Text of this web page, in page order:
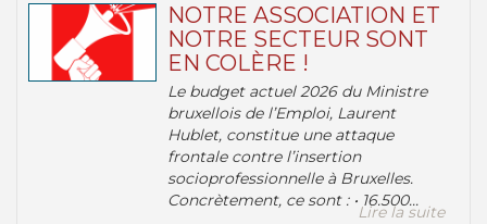
NOTRE ASSOCIATION ET
NOTRE SECTEUR SONT
EN COLÈRE !
Le budget actuel 2026 du Ministre
bruxellois de l’Emploi, Laurent
Hublet, constitue une attaque
frontale contre l’insertion
socioprofessionnelle à Bruxelles.
Concrètement, ce sont : • 16.500...
Lire la suite